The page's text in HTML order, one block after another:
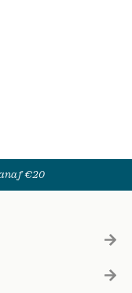
€20